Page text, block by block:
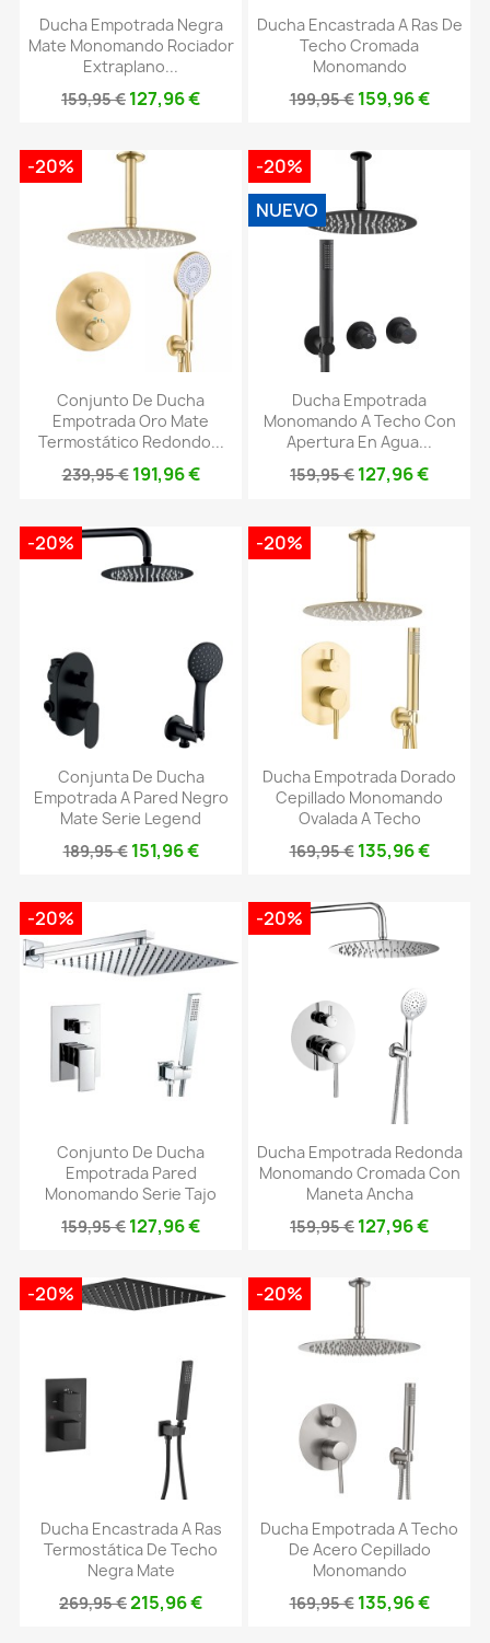
Ducha Empotrada Negra
Mate Monomando Rociador
Extraplano...
159,95 € 127,96 €
Ducha Encastrada A Ras De
Techo Cromada
Monomando
199,95 € 159,96 €
Conjunto De Ducha
Empotrada Oro Mate
Termostático Redondo...
239,95 € 191,96 €
-20%
Ducha Empotrada
Monomando A Techo Con
Apertura En Agua...
159,95 € 127,96 €
-20%
NUEVO
Conjunta De Ducha
Empotrada A Pared Negro
Mate Serie Legend
189,95 € 151,96 €
-20%
Ducha Empotrada Dorado
Cepillado Monomando
Ovalada A Techo
169,95 € 135,96 €
-20%
Conjunto De Ducha
Empotrada Pared
Monomando Serie Tajo
159,95 € 127,96 €
-20%
Ducha Empotrada Redonda
Monomando Cromada Con
Maneta Ancha
159,95 € 127,96 €
-20%
Ducha Encastrada A Ras
Termostática De Techo
Negra Mate
269,95 €215,96 €
-20%
Ducha Empotrada A Techo
De Acero Cepillado
Monomando
169,95 € 135,96 €
-20%